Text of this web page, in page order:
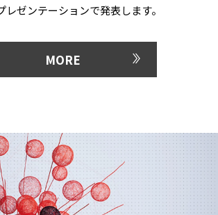
レゼンテーションで発表します。
MORE